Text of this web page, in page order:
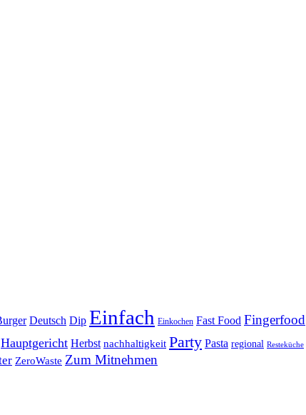
Deutsch Dip Einfach Einkochen Fast Food Fingerfood
Hauptgericht Herbst nachhaltigkeit Party Pasta regional Resteküche
ZeroWaste Zum Mitnehmen